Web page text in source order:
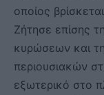
οποίος
Ζήτησε επίσης
κυρώσεων και
περιουσιακών
εξωτερικό στο